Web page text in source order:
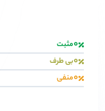
0مثبت
0بی طرف
0منفی